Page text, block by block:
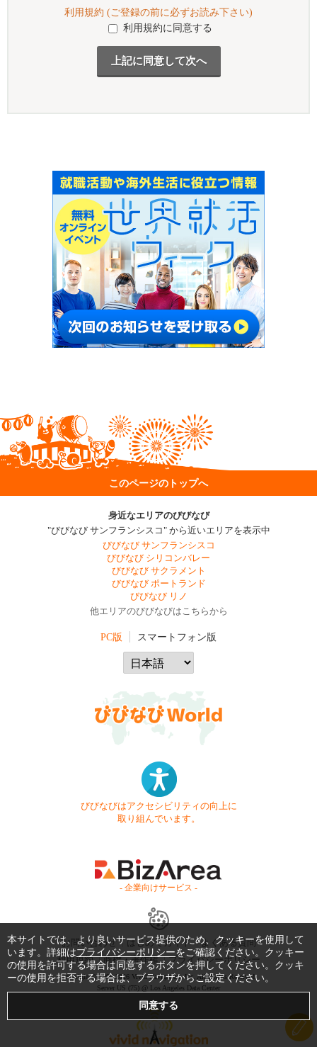
利用規約 (ご登録の前に必ずお読み下さい)
利用規約に同意する
このページのトップへ
身近なエリアのびびなび
"びびなび サンフランシスコ" から近いエリアを表示中
びびなび サンフランシスコ
びびなび シリコンバレー
びびなび サクラメント
びびなび ポートランド
びびなび リノ
他エリアのびびなびはこちらから
PC版 スマートフォン版
びびなびはアクセシビリティの向上に
取り組んでいます。
- 企業向けサービス -
お問い合わせ はじめてガイド
よくある質問
利用規約
商標・著作権 プライバシーポリシー
Copyright © 1999-2026 Vivid Navigation, Inc. All Rights Reserved.
Server US (75) @ Los Angeles Data Center
本サイトでは、より良いサービス提供のため、クッキーを使用して
います。詳細はプライバシーポリシーをご確認ください。クッキー
の使用を許可する場合は同意するボタンを押してください。クッキ
ーの使用を拒否する場合は、ブラウザからご設定ください。